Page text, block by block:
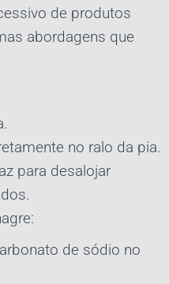
de produtos
abordagens que
no ralo da pia.
para desalojar
de sódio no